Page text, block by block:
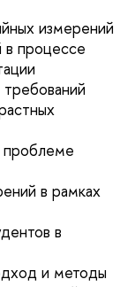
измерений
в процессе
проблеме
в рамках
в
и методы